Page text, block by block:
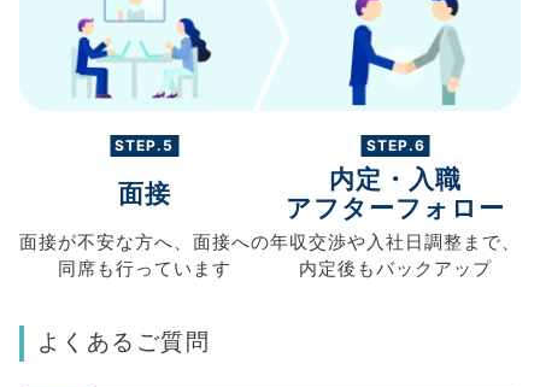
STEP.5
面接
面接が不安な方へ、 面接への
同席も行っています
STEP.6
内定・入職
アフターフォロー
年収交渉や入社日調整まで、
内定後もバックアップ
よくあるご質問